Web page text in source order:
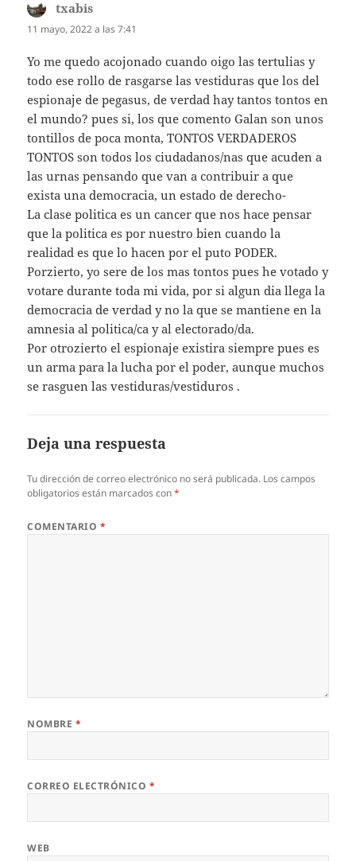
txabis
11 mayo, 2022 a las 7:41
Yo me quedo acojonado cuando oigo las tertulias y
todo ese rollo de rasgarse las vestiduras que los del
espionaje de pegasus, de verdad hay tantos tontos en
el mundo? pues si, los que comento Galan son unos
tontillos de poca monta, TONTOS VERDADEROS
TONTOS son todos los ciudadanos/nas que acuden a
las urnas pensando que van a contribuir a que
exista una democracia, un estado de derecho-
La clase politica es un cancer que nos hace pensar
que la politica es por nuestro bien cuando la
realidad es que lo hacen por el puto PODER.
Porzierto, yo sere de los mas tontos pues he votado y
votare durante toda mi vida, por si algun dia llega la
democracia de verdad y no la que se mantiene en la
amnesia al politica/ca y al electorado/da.
Por otrozierto el espionaje existira siempre pues es
un arma para la lucha por el poder, aunque muchos
se rasguen las vestiduras/vestiduros .
Deja una respuesta
Tu dirección de correo electrónico no será publicada. Los campos
obligatorios están marcados con*
COMENTARIO *
NOMBRE *
CORREO ELECTRÓNICO *
WEB